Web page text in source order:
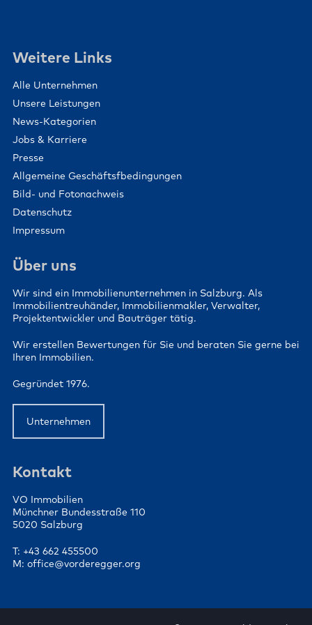
Weitere Links
Alle Unternehmen
Unsere Leistungen
News-Kategorien
Jobs & Karriere
Presse
Allgemeine Geschäftsfbedingungen
Bild- und Fotonachweis
Datenschutz
Impressum
Über uns
Wir sind ein Immobilienunternehmen in Salzburg. Als
Immobilientreuhänder, Immobilienmakler, Verwalter,
Projektentwickler und Bauträger tätig.
Wir erstellen Bewertungen für Sie und beraten Sie gerne bei
Ihren Immobilien.
Gegründet 1976.
Unternehmen
Kontakt
VO Immobilien
Münchner Bundesstraße 110
5020 Salzburg
T: +43 662 455500
M: office@vorderegger.org